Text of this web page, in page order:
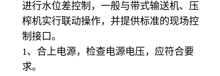
进行水位差控制，一般与带式输送机、压
榨机实行联动操作，并提供标准的现场控
制接口。
1、合上电源，检查电源电压，应符合要
求。